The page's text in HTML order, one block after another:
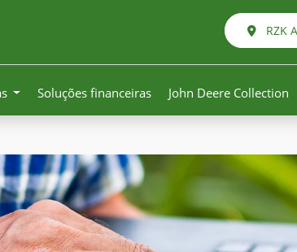
RZK
Soluções financeiras John Deere Collection